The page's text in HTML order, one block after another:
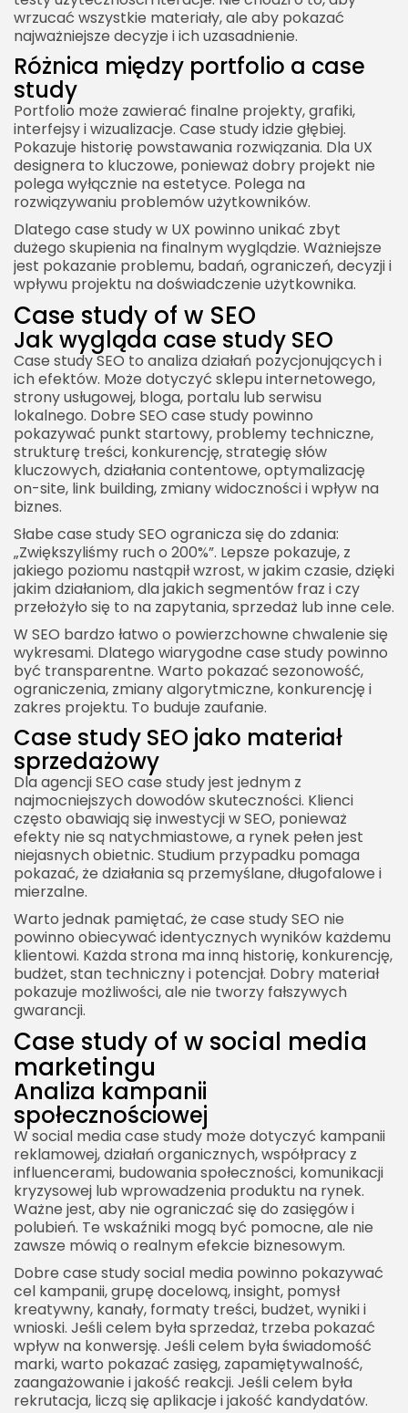
wrzucać wszystkie materiały, ale aby pokazać
najważniejsze decyzje i ich uzasadnienie.
Różnica między portfolio a case
study
Portfolio może zawierać finalne projekty, grafiki,
interfejsy i wizualizacje. Case study idzie głębiej.
Pokazuje historię powstawania rozwiązania. Dla UX
designera to kluczowe, ponieważ dobry projekt nie
polega wyłącznie na estetyce. Polega na
rozwiązywaniu problemów użytkowników.
Dlatego case study w UX powinno unikać zbyt
dużego skupienia na finalnym wyglądzie. Ważniejsze
jest pokazanie problemu, badań, ograniczeń, decyzji i
wpływu projektu na doświadczenie użytkownika.
Case study of w SEO
Jak wygląda case study SEO
Case study SEO to analiza działań pozycjonujących i
ich efektów. Może dotyczyć sklepu internetowego,
strony usługowej, bloga, portalu lub serwisu
lokalnego. Dobre SEO case study powinno
pokazywać punkt startowy, problemy techniczne,
strukturę treści, konkurencję, strategię słów
kluczowych, działania contentowe, optymalizację
on-site, link building, zmiany widoczności i wpływ na
biznes.
Słabe case study SEO ogranicza się do zdania:
„Zwiększyliśmy ruch o 200%”. Lepsze pokazuje, z
jakiego poziomu nastąpił wzrost, w jakim czasie, dzięki
jakim działaniom, dla jakich segmentów fraz i czy
przełożyło się to na zapytania, sprzedaż lub inne cele.
W SEO bardzo łatwo o powierzchowne chwalenie się
wykresami. Dlatego wiarygodne case study powinno
być transparentne. Warto pokazać sezonowość,
ograniczenia, zmiany algorytmiczne, konkurencję i
zakres projektu. To buduje zaufanie.
Case study SEO jako materiał
sprzedażowy
Dla agencji SEO case study jest jednym z
najmocniejszych dowodów skuteczności. Klienci
często obawiają się inwestycji w SEO, ponieważ
efekty nie są natychmiastowe, a rynek pełen jest
niejasnych obietnic. Studium przypadku pomaga
pokazać, że działania są przemyślane, długofalowe i
mierzalne.
Warto jednak pamiętać, że case study SEO nie
powinno obiecywać identycznych wyników każdemu
klientowi. Każda strona ma inną historię, konkurencję,
budżet, stan techniczny i potencjał. Dobry materiał
pokazuje możliwości, ale nie tworzy fałszywych
gwarancji.
Case study of w social media
marketingu
Analiza kampanii
społecznościowej
W social media case study może dotyczyć kampanii
reklamowej, działań organicznych, współpracy z
influencerami, budowania społeczności, komunikacji
kryzysowej lub wprowadzenia produktu na rynek.
Ważne jest, aby nie ograniczać się do zasięgów i
polubień. Te wskaźniki mogą być pomocne, ale nie
zawsze mówią o realnym efekcie biznesowym.
Dobre case study social media powinno pokazywać
cel kampanii, grupę docelową, insight, pomysł
kreatywny, kanały, formaty treści, budżet, wyniki i
wnioski. Jeśli celem była sprzedaż, trzeba pokazać
wpływ na konwersję. Jeśli celem była świadomość
marki, warto pokazać zasięg, zapamiętywalność,
zaangażowanie i jakość reakcji. Jeśli celem była
rekrutacja, liczą się aplikacje i jakość kandydatów.